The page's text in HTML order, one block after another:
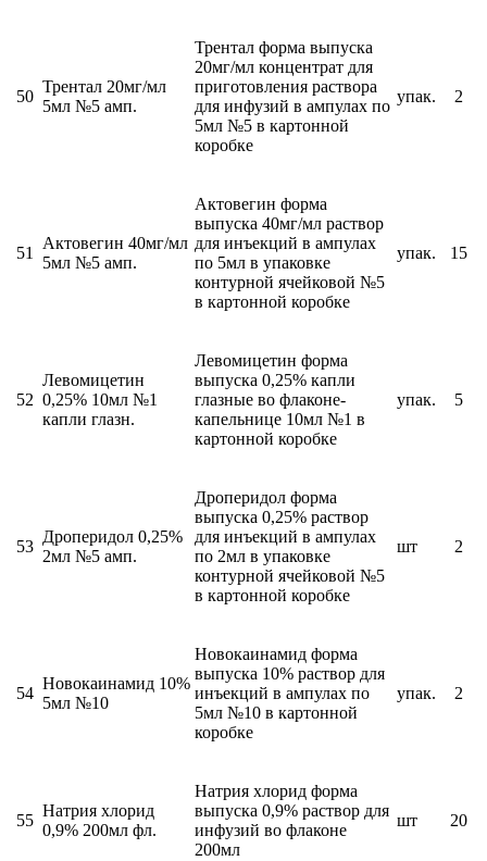
50
Трентал 20мг/мл
5мл №5 амп.
Трентал форма выпуска
20мг/мл концентрат для
приготовления раствора
для инфузий в ампулах по
5мл №5 в картонной
коробке
упак. 2
51
Актовегин 40мг/мл
5мл №5 амп.
Актовегин форма
выпуска 40мг/мл раствор
для инъекций в ампулах
по 5мл в упаковке
контурной ячейковой №5
в картонной коробке
упак. 15
52
Левомицетин
0,25% 10мл №1
капли глазн.
Левомицетин форма
выпуска 0,25% капли
глазные во флаконе-
капельнице 10мл №1 в
картонной коробке
упак. 5
53
Дроперидол 0,25%
2мл №5 амп.
Дроперидол форма
выпуска 0,25% раствор
для инъекций в ампулах
по 2мл в упаковке
контурной ячейковой №5
в картонной коробке
шт 2
54
Новокаинамид 10%
5мл №10
Новокаинамид форма
выпуска 10% раствор для
инъекций в ампулах по
5мл №10 в картонной
коробке
упак. 2
55
Натрия хлорид
0,9% 200мл фл.
Натрия хлорид форма
выпуска 0,9% раствор для
инфузий во флаконе
200мл
шт 20